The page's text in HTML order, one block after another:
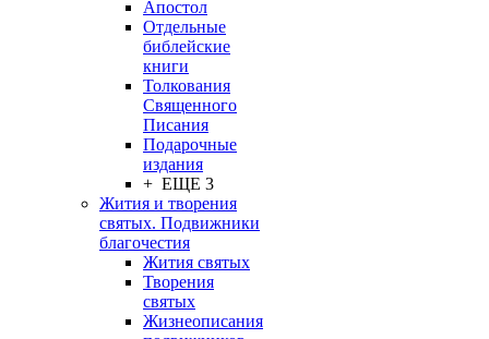
Апостол
Отдельные
библейские
книги
Толкования
Священного
Писания
Подарочные
издания
+ ЕЩЕ 3
Жития и творения
святых. Подвижники
благочестия
Жития святых
Творения
святых
Жизнеописания